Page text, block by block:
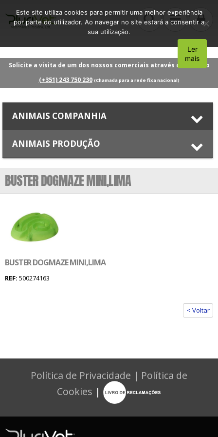
Solicite a visita de um dos nossos comerciais através do número
(+351) 243 750 230 (Chamada para a rede fixa nacional)
ANIMAIS COMPANHIA
ANIMAIS PRODUÇÃO
BUSTER DOGMAZE MINI,LIMA
BUSTER DOGMAZE MINI,LIMA
REF: 500274163
< Voltar
Política de Privacidade | Política de
Cookies |
Este site utiliza cookies para permitir uma melhor experiência
por parte do utilizador. Ao navegar no site estará a consentir a
sua utilização.
Aceito
Ler
mais